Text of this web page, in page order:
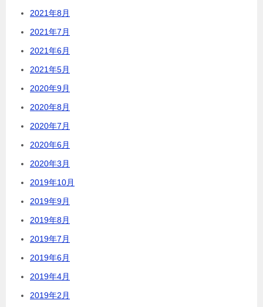
2021年8月
2021年7月
2021年6月
2021年5月
2020年9月
2020年8月
2020年7月
2020年6月
2020年3月
2019年10月
2019年9月
2019年8月
2019年7月
2019年6月
2019年4月
2019年2月